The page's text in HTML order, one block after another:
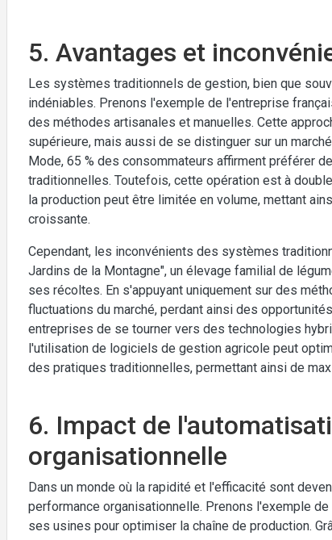
5. Avantages et
Les systèmes traditionnels de gestion, bien que
indéniables. Prenons l'exemple de l'entreprise
des méthodes artisanales et manuelles. Cette
supérieure, mais aussi de se distinguer sur un
Mode, 65 % des consommateurs affirment préférer
traditionnelles. Toutefois, cette opération est à
la production peut être limitée en volume, mettant
croissante.
Cependant, les inconvénients des systèmes
Jardins de la Montagne", un élevage familial de
ses récoltes. En s'appuyant uniquement sur des
fluctuations du marché, perdant ainsi des
entreprises de se tourner vers des technologies
l'utilisation de logiciels de gestion agricole peut
des pratiques traditionnelles, permettant ainsi de
6. Impact de
organisationnelle
Dans un monde où la rapidité et l'efficacité sont
performance organisationnelle. Prenons l'exemple
ses usines pour optimiser la chaîne de production.